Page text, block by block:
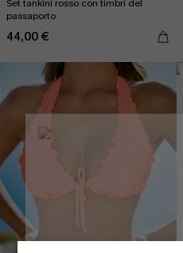
Set tankini rosso con timbri del
passaporto
44,00 €